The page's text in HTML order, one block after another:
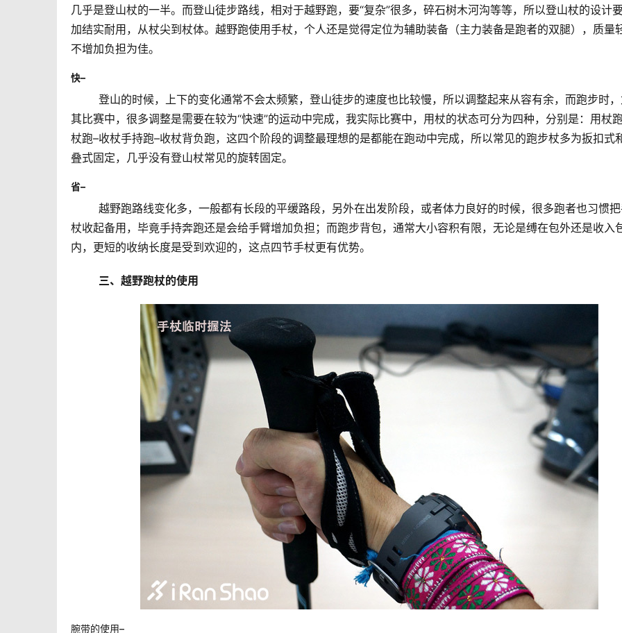
几乎是登山杖的一半。而登山徒步路线，相对于越野跑，要“复杂”很多，碎石树木河沟等等，所以登山杖的设计
加结实耐用，从杖尖到杖体。越野跑使用手杖，个人还是觉得定位为辅助装备（主力装备是跑者的双腿），质量轻
不增加负担为佳。
快–
其比赛中，很多调整是需要在较为“快速”的运动中完成，我实际比赛中，用杖的状态可分为四种，分别是：用杖
杖跑–收杖手持跑–收杖背负跑，这四个阶段的调整最理想的是都能在跑动中完成，所以常见的跑步杖多为扳扣式
叠式固定，几乎没有登山杖常见的旋转固定。
省–
杖收起备用，毕竟手持奔跑还是会给手臂增加负担；而跑步背包，通常大小容积有限，无论是缚在包外还是收入
内，更短的收纳长度是受到欢迎的，这点四节手杖更有优势。
三、越野跑杖的使用
腕带的使用–